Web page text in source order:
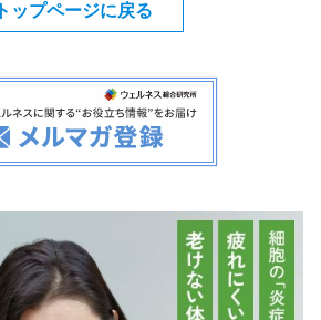
トップページに戻る